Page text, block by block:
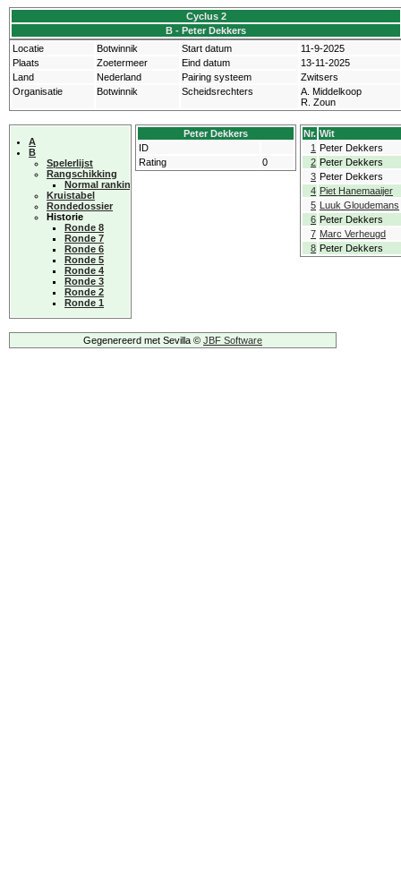
Cyclus 2
B - Peter Dekkers
Locatie
Botwinnik Start datum
11-9-2025
Plaats
Zoetermeer Eind datum
13-11-2025
Land
Nederland Pairing systeem
Zwitsers
Organisatie
Botwinnik Scheidsrechters
A. Middelkoop
R. Zoun
A
B
Spelerlijst
Rangschikking
Normal ranking
Kruistabel
Rondedossier
Historie
Ronde 8
Ronde 7
Ronde 6
Ronde 5
Ronde 4
Ronde 3
Ronde 2
Ronde 1
Peter Dekkers
ID
Rating
0
Nr. Wit
1 Peter Dekkers
2 Peter Dekkers
3 Peter Dekkers
4 Piet Hanemaaijer
5 Luuk Gloudemans
6 Peter Dekkers
7 Marc Verheugd
8 Peter Dekkers
Gegenereerd met Sevilla © JBF Software